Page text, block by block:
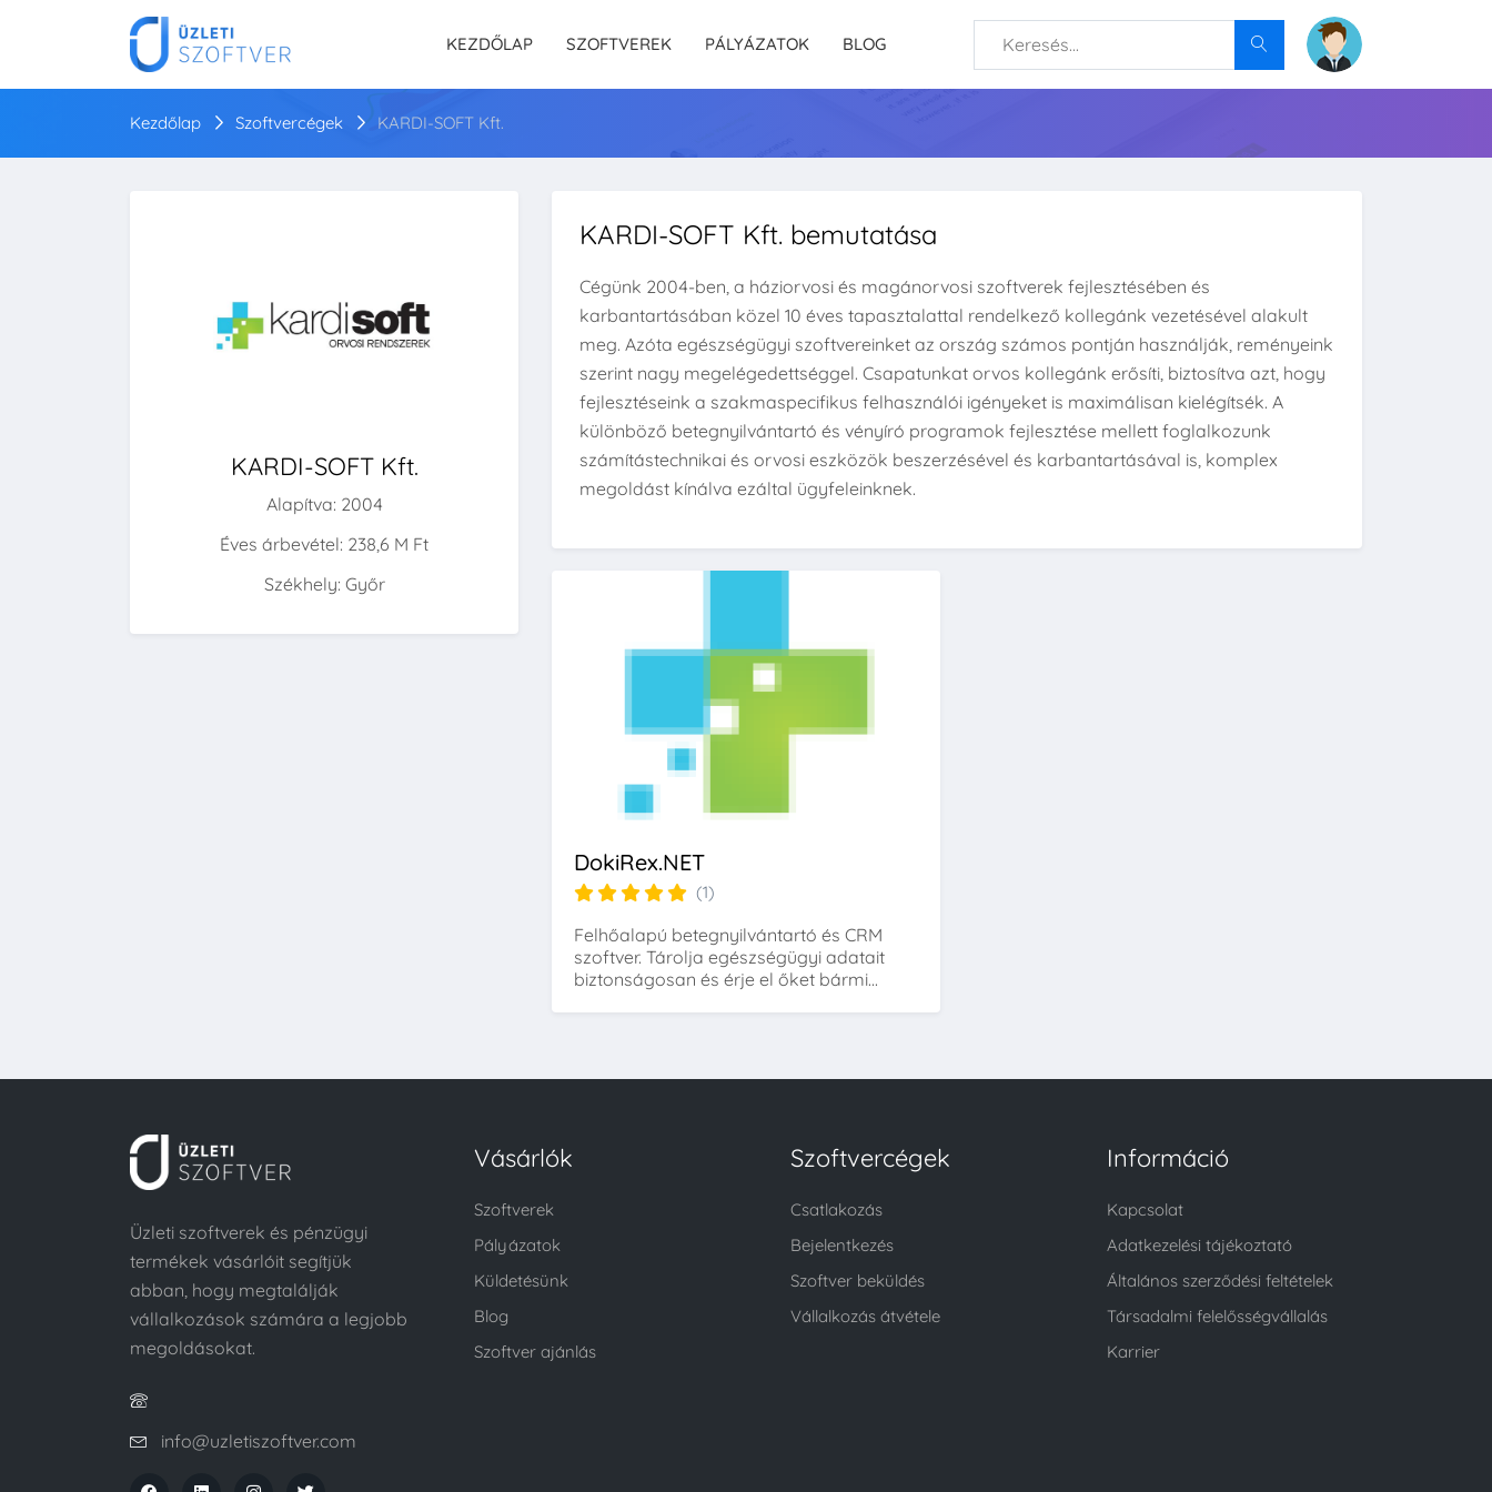
KEZDŐLAP SZOFTVEREK PÁLYÁZATOK BLOG
Kezdőlap Szoftvercégek KARDI-SOFT Kft.
KARDI-SOFT Kft.
Alapítva: 2004
Éves árbevétel: 238,6 M Ft
Székhely: Győr
KARDI-SOFT Kft. bemutatása
Cégünk 2004-ben, a háziorvosi és magánorvosi szoftverek fejlesztésében és
karbantartásában közel 10 éves tapasztalattal rendelkező kollegánk vezetésével alakult
meg. Azóta egészségügyi szoftvereinket az ország számos pontján használják, reményeink
szerint nagy megelégedettséggel. Csapatunkat orvos kollegánk erősíti, biztosítva azt, hogy
fejlesztéseink a szakmaspecifikus felhasználói igényeket is maximálisan kielégítsék. A
különböző betegnyilvántartó és vényíró programok fejlesztése mellett foglalkozunk
számítástechnikai és orvosi eszközök beszerzésével és karbantartásával is, komplex
megoldást kínálva ezáltal ügyfeleinknek.
DokiRex.NET
(1)
Felhőalapú betegnyilvántartó és CRM
szoftver. Tárolja egészségügyi adatait
biztonságosan és érje el őket bármi...
Üzleti szoftverek és pénzügyi
termékek vásárlóit segítjük
abban, hogy megtalálják
vállalkozások számára a legjobb
megoldásokat.
info@uzletiszoftver.com
Vásárlók
Szoftverek
Pályázatok
Küldetésünk
Blog
Szoftver ajánlás
Szoftvercégek
Csatlakozás
Bejelentkezés
Szoftver beküldés
Vállalkozás átvétele
Információ
Kapcsolat
Adatkezelési tájékoztató
Általános szerződési feltételek
Társadalmi felelősségvállalás
Karrier